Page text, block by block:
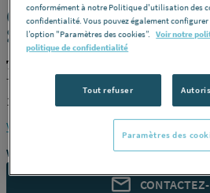
CONDUIT BIOTEN
SPECIAL POELE A
TEN 477910
Terminal horizontal -
100/150 -
Voir la description complète
Vous avez un projet ?
conformément à notre Politique d'utilisation des
confidentialité. Vous pouvez également
l’option "Paramètres des cookies”.
Voir notre
politique de confidentialité
Tout refuser
Paramètres des